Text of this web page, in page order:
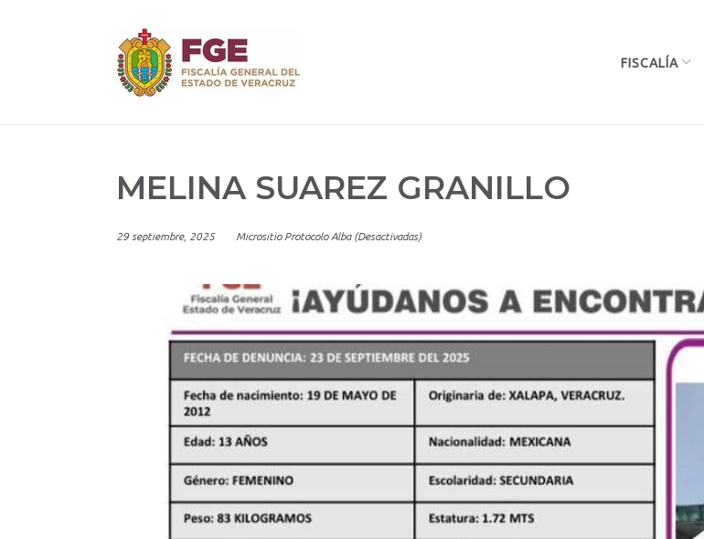
FISCALÍA
MELINA SUAREZ GRANILLO
29 septiembre, 2025 Micrositio Protocolo Alba (Desactivadas)